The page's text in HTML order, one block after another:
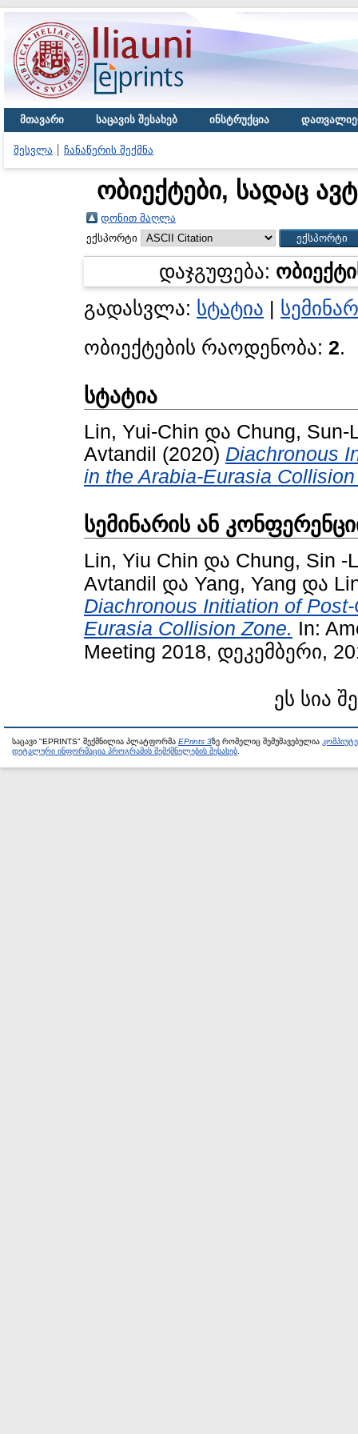
მთავარი საცავის შესახებ ინსტრუქცია
შესვლა ჩანაწერის შექმნა
ობიექტები, სადაც
დონით მაღლა
ექსპორტი
დაჯგუფება:
გადასვლა: სტატია
ობიექტების რაოდენობა: 2.
სტატია
Lin, Yui-Chin და Chung, Sun-
Avtandil (2020) Diachronous
in the Arabia-Eurasia
სემინარის ან
Lin, Yiu Chin და Chung, Sin -
Avtandil და Yang, Yang და
Diachronous Initiation of
Eurasia Collision Zone. In:
Meeting 2018, დეკემბერი,
ეს სია
საცავი "EPRINTS" შექმნილია პლატფორმა EPrints 3ზე რომელიც შემუშავებულია
დეტალური ინფორმაცია პროგრამის შემქმნელების შესახებ